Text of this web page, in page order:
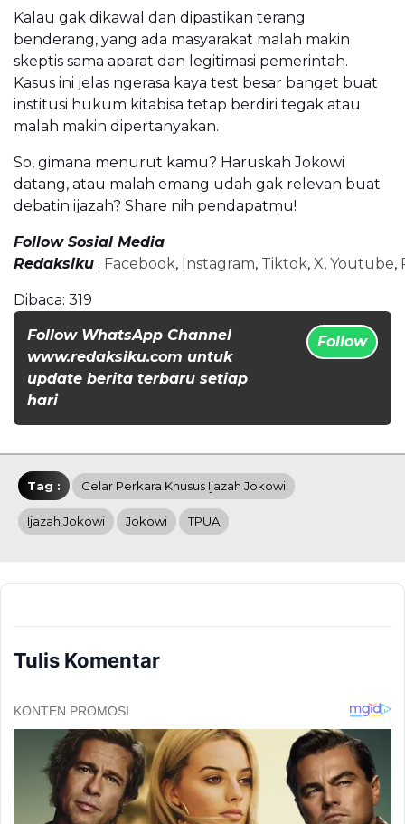
Kalau gak dikawal dan dipastikan terang
benderang, yang ada masyarakat malah makin
skeptis sama aparat dan legitimasi pemerintah.
Kasus ini jelas ngerasa kaya test besar banget buat
institusi hukum kitabisa tetap berdiri tegak atau
malah makin dipertanyakan.
So, gimana menurut kamu? Haruskah Jokowi
datang, atau malah emang udah gak relevan buat
debatin ijazah? Share nih pendapatmu!
Follow Sosial Media
Redaksiku : Facebook, Instagram, Tiktok, X, Youtube,
Dibaca: 319
Follow WhatsApp Channel
www.redaksiku.com untuk
update berita terbaru setiap
hari
Follow
Tag : Gelar Perkara Khusus Ijazah Jokowi
Ijazah Jokowi Jokowi TPUA
Tulis Komentar